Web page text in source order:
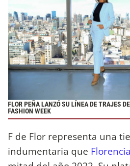
FLOR PEÑA LANZÓ SU LÍNEA DE TRAJES
FASHION WEEK
F de Flor representa una
indumentaria que